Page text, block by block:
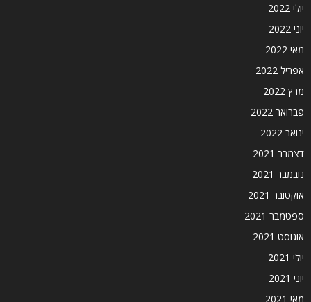
יולי 2022
יוני 2022
מאי 2022
אפריל 2022
מרץ 2022
פברואר 2022
ינואר 2022
דצמבר 2021
נובמבר 2021
אוקטובר 2021
ספטמבר 2021
אוגוסט 2021
יולי 2021
יוני 2021
מאי 2021